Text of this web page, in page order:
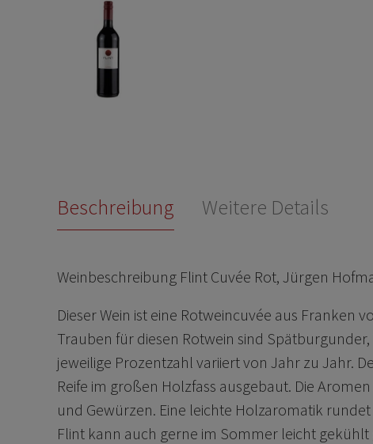
Beschreibung Weitere Details
Weinbeschreibung Flint Cuvée Rot, Jürgen
Dieser Wein ist eine Rotweincuvée aus Franken
Trauben für diesen Rotwein sind
jeweilige Prozentzahl variiert von Jahr zu Jahr.
Reife im großen Holzfass ausgebaut. Die
und Gewürzen. Eine leichte Holzaromatik
Flint kann auch gerne im Sommer leicht